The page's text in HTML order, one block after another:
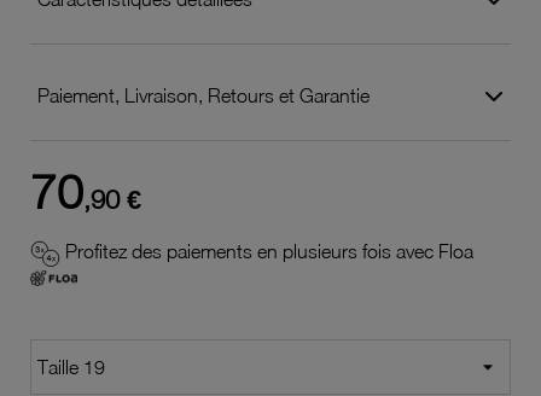
Paiement, Livraison, Retours et Garantie
70,90 €
Profitez des paiements en plusieurs fois avec Floa